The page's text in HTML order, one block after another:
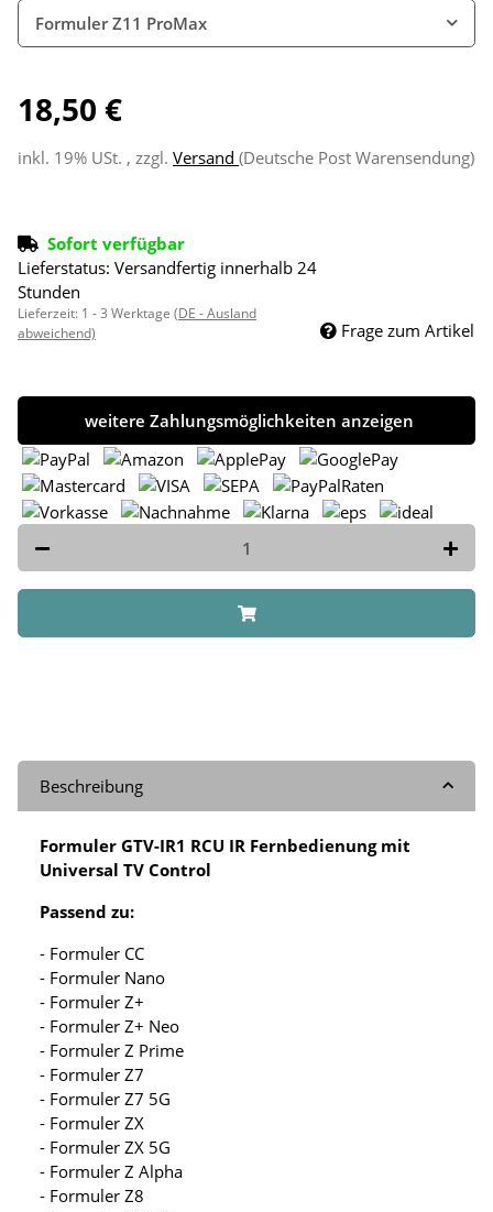
Formuler Z11 ProMax
18,50 €
inkl. 19% USt. , zzgl. Versand (Deutsche Post Warensendung)
Sofort verfügbar
Lieferstatus: Versandfertig innerhalb 24
Stunden
Lieferzeit: 1 - 3 Werktage (DE - Ausland
abweichend)
Frage zum Artikel
weitere Zahlungsmöglichkeiten anzeigen
Beschreibung
Formuler GTV-IR1 RCU IR Fernbedienung mit
Universal TV Control
Passend zu:
- Formuler CC
- Formuler Nano
- Formuler Z+
- Formuler Z+ Neo
- Formuler Z Prime
- Formuler Z7
- Formuler Z7 5G
- Formuler ZX
- Formuler ZX 5G
- Formuler Z Alpha
- Formuler Z8